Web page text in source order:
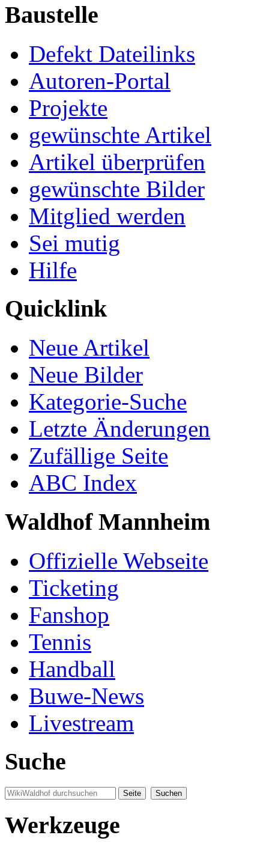
Baustelle
Defekt Dateilinks
Autoren-Portal
Projekte
gewünschte Artikel
Artikel überprüfen
gewünschte Bilder
Mitglied werden
Sei mutig
Hilfe
Quicklink
Neue Artikel
Neue Bilder
Kategorie-Suche
Letzte Änderungen
Zufällige Seite
ABC Index
Waldhof Mannheim
Offizielle Webseite
Ticketing
Fanshop
Tennis
Handball
Buwe-News
Livestream
Suche
Werkzeuge